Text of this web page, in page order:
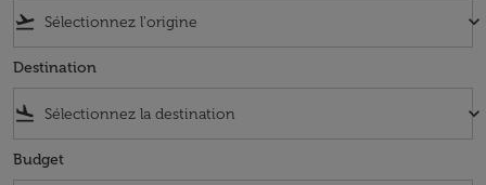
flight_takeoff keyboard_arrow_down
Destination
flight_land keyboard_arrow_down
Budget